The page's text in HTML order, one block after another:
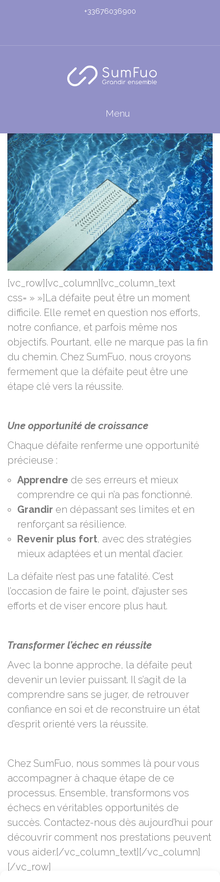
+33676036900
Menu
[vc_row][vc_column][vc_column_text
css= » »]La défaite peut être un moment
difficile. Elle remet en question nos efforts,
notre confiance, et parfois même nos
objectifs. Pourtant, elle ne marque pas la fin
du chemin. Chez SumFuo, nous croyons
fermement que la défaite peut être une
étape clé vers la réussite.
Une opportunité de croissance
Chaque défaite renferme une opportunité
précieuse :
Apprendre de ses erreurs et mieux
comprendre ce qui n’a pas fonctionné.
Grandir en dépassant ses limites et en
renforçant sa résilience.
Revenir plus fort, avec des stratégies
mieux adaptées et un mental d’acier.
La défaite n’est pas une fatalité. C’est
l’occasion de faire le point, d’ajuster ses
efforts et de viser encore plus haut.
Transformer l’échec en réussite
Avec la bonne approche, la défaite peut
devenir un levier puissant. Il s’agit de la
comprendre sans se juger, de retrouver
confiance en soi et de reconstruire un état
d’esprit orienté vers la réussite.
Chez SumFuo, nous sommes là pour vous
accompagner à chaque étape de ce
processus. Ensemble, transformons vos
échecs en véritables opportunités de
succès. Contactez-nous dès aujourd’hui pour
découvrir comment nos prestations peuvent
vous aider.[/vc_column_text][/vc_column]
[/vc_row]